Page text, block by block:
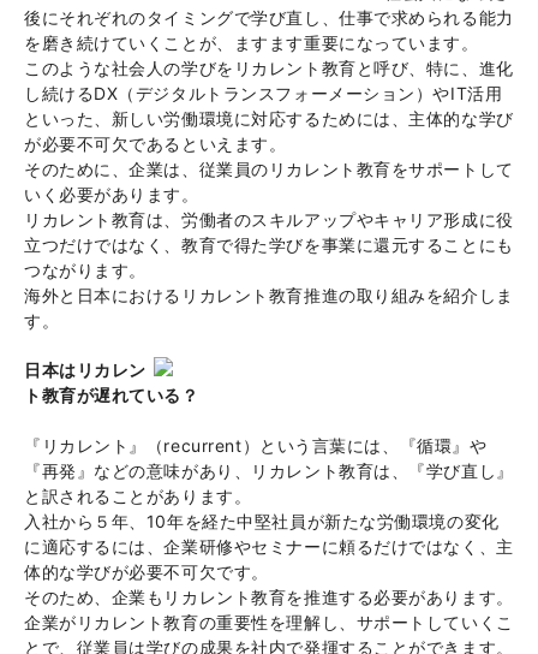
後にそれぞれのタイミングで学び直し、仕事で求められる能力
を磨き続けていくことが、ますます重要になっています。
このような社会人の学びをリカレント教育と呼び、特に、進化
し続けるDX（デジタルトランスフォーメーション）やIT活用
といった、新しい労働環境に対応するためには、主体的な学び
が必要不可欠であるといえます。
そのために、企業は、従業員のリカレント教育をサポートして
いく必要があります。
リカレント教育は、労働者のスキルアップやキャリア形成に役
立つだけではなく、教育で得た学びを事業に還元することにも
つながります。
海外と日本におけるリカレント教育推進の取り組みを紹介しま
す。
日本はリカレン
ト教育が遅れている？
『リカレント』（recurrent）という言葉には、『循環』や
『再発』などの意味があり、リカレント教育は、『学び直し』
と訳されることがあります。
入社から５年、10年を経た中堅社員が新たな労働環境の変化
に適応するには、企業研修やセミナーに頼るだけではなく、主
体的な学びが必要不可欠です。
そのため、企業もリカレント教育を推進する必要があります。
企業がリカレント教育の重要性を理解し、サポートしていくこ
とで、従業員は学びの成果を社内で発揮することができます。